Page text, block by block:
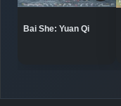
Bai She: Yuan Qi